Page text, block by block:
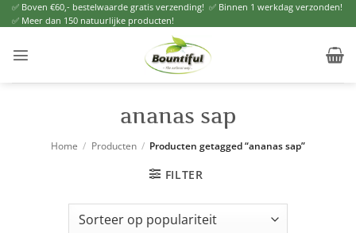
Ga
naar
✅ Boven €60,- bestelwaarde gratis verzending! ✅ Binnen 1 werkdag verzonden!
✅ Meer dan 150 natuurlijke producten!
ananas sap
Home / Producten / Producten getagged “ananas sap”
FILTER